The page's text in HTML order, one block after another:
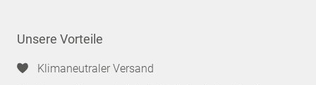
Unsere Vorteile
Klimaneutraler Versand